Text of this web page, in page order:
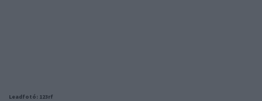
Leadfotó: 123rf